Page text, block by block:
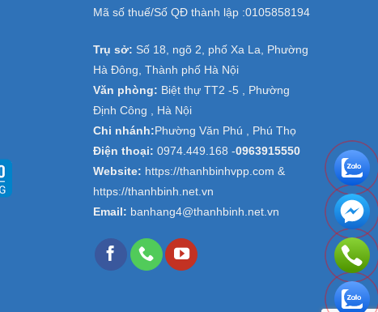
Mã số thuế/Số QĐ thành lập :0105858194
Trụ sở: Số 18, ngõ 2, phố Xa La, Phường
Hà Đông, Thành phố Hà Nội
Văn phòng: Biệt thự TT2 -5 , Phường
Định Công , Hà Nội
Chi nhánh: Phường Văn Phú , Phú Thọ
Điện thoại: 0974.449.168 -0963915550
Website: https://thanhbinhvpp.com &
https://thanhbinh.net.vn
Email: banhang4@thanhbinh.net.vn